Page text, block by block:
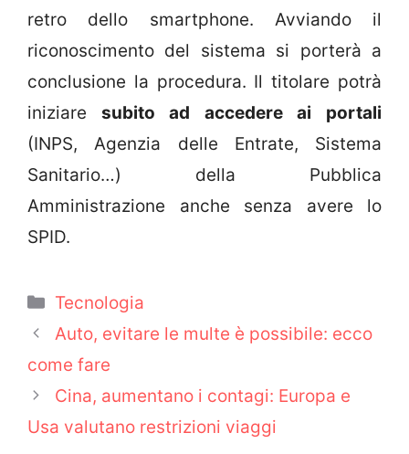
retro dello smartphone. Avviando il
riconoscimento del sistema si porterà a
conclusione la procedura. Il titolare potrà
iniziare subito ad accedere ai portali
(INPS, Agenzia delle Entrate, Sistema
Sanitario…) della Pubblica
Amministrazione anche senza avere lo
SPID.
Categorie
Tecnologia
Auto, evitare le multe è possibile: ecco
come fare
Cina, aumentano i contagi: Europa e
Usa valutano restrizioni viaggi